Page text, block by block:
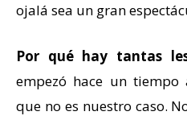
ojalá sea un gran
Por qué hay tantas
empezó hace un
que no es nuestro caso.